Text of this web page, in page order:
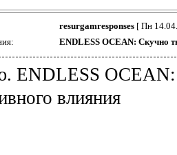
resurgamresponses[ Пн
ENDLESS OCEAN: Скучно
ENDLESS OCEAN:
влияния